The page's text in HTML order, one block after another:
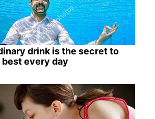
drink is the secret to
every day